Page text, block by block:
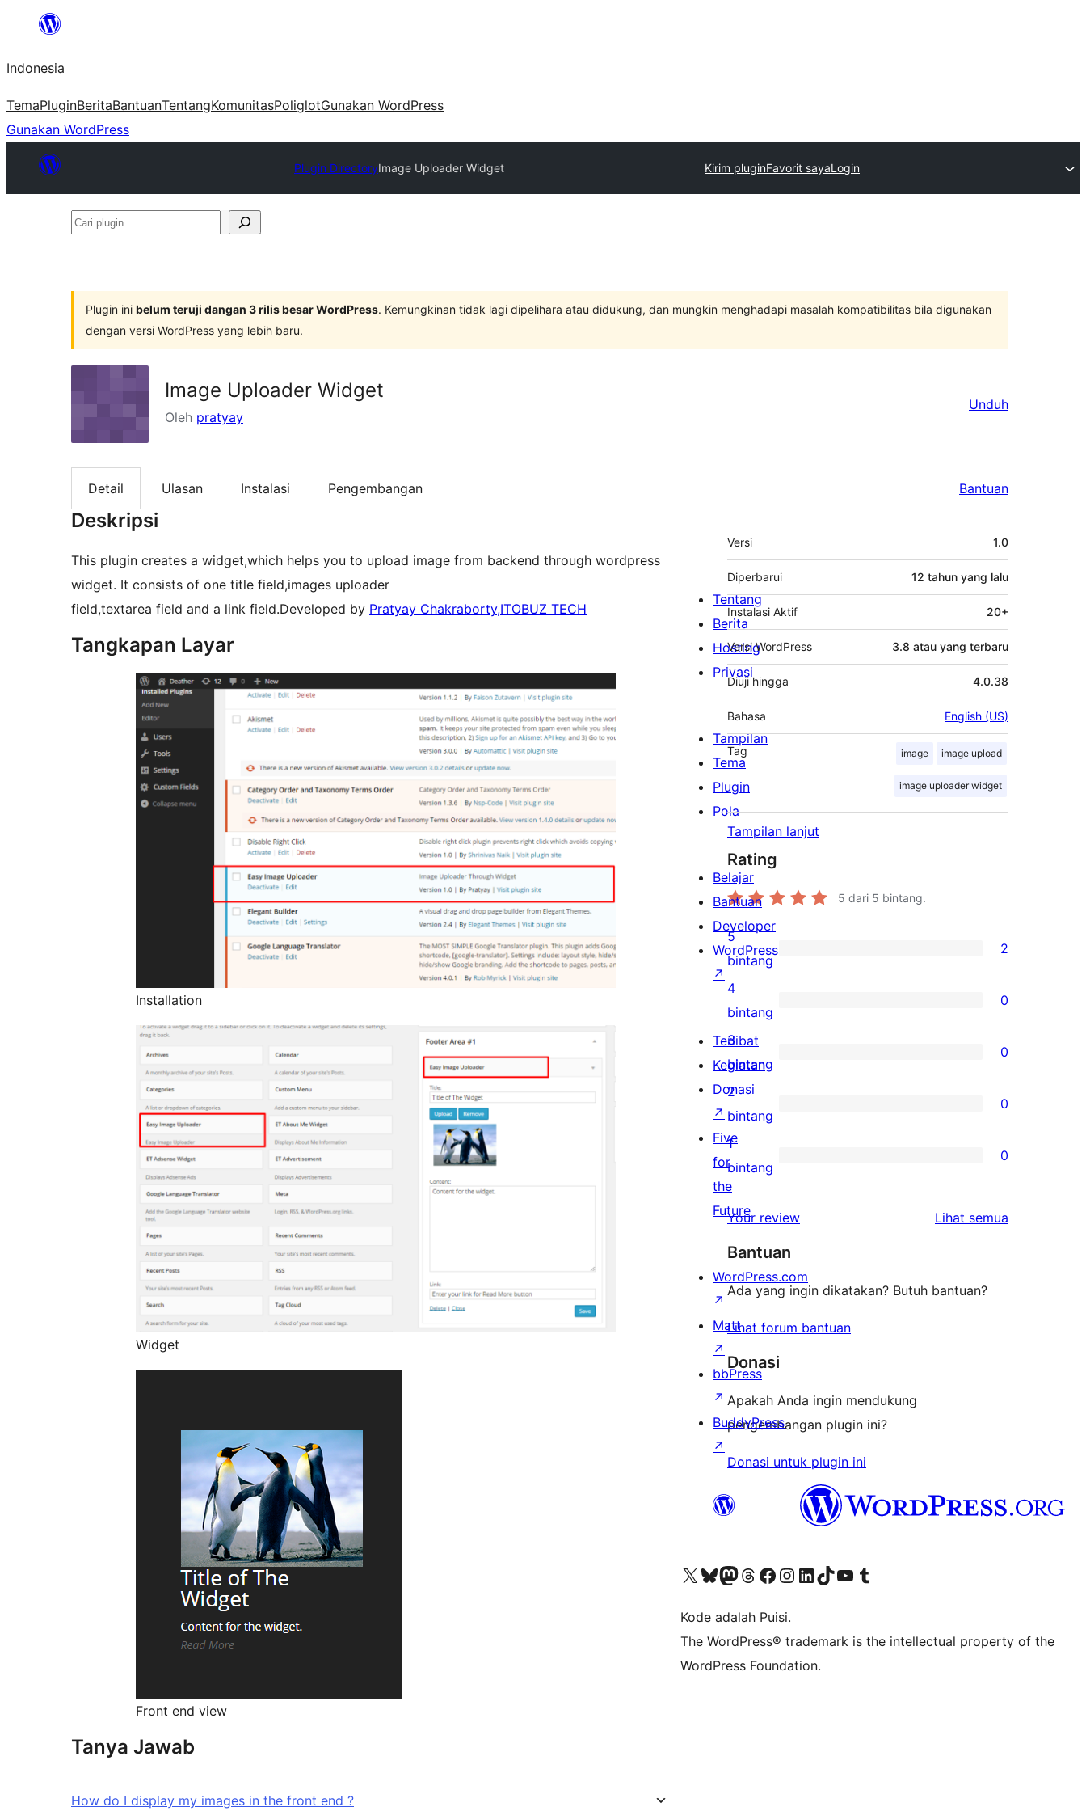
Lewati
konten
Indonesia
TemaPluginBeritaBantuanTentangKomunitasPoliglotGunakan WordPress
Gunakan WordPress
Plugin DirectoryImage Uploader Widget Kirim pluginFavorit sayaLogin
Cari
Plugin ini belum teruji dangan 3 rilis besar WordPress. Kemungkinan tidak lagi dipelihara atau didukung, dan mungkin menghadapi masalah kompatibilitas bila digunakan
dengan versi WordPress yang lebih baru.
Image Uploader Widget
Oleh pratyay
Unduh
Detail Ulasan Instalasi Pengembangan Bantuan
Deskripsi
This plugin creates a widget,which helps you to upload image from backend through wordpress
widget. It consists of one title field,images uploader
field,textarea field and a link field.Developed by Pratyay Chakraborty,ITOBUZ TECH
Tangkapan Layar
Installation
Widget
Front end view
Tanya Jawab
How do I display my images in the front end ?
Meta
Versi 1.0
Diperbarui 12 tahun yang lalu
Instalasi Aktif 20+
Versi WordPress 3.8 atau yang terbaru
Diuji hingga 4.0.38
Bahasa English (US)
Tag image image upload
image uploader widget
Tampilan lanjut
Rating
5 dari 5 bintang.
2
ulasan
5-
bintang
5
bintang
2
0
ulasan
4-
bintang
4
bintang
0
0
ulasan
3-
bintang
3
bintang
0
0
ulasan
2-
bintang
2
bintang
0
0
ulasan
1-
1
bintang
0
Your review Lihat semua
Bantuan
Ada yang ingin dikatakan? Butuh bantuan?
Lihat forum bantuan
Donasi
Apakah Anda ingin mendukung
pengembangan plugin ini?
Donasi untuk plugin ini
Tentang
Berita
Hosting
Privasi
Tampilan
Tema
Plugin
Pola
Belajar
Bantuan
Developer
WordPress.tv
↗
Terlibat
Kegiatan
Donasi
↗
Five
for
the
Future
WordPress.com
↗
Matt
↗
bbPress
↗
BuddyPress
↗
Kunjungi akun X (sebelumnya Twitter) kamiVisit our Bluesky account
Kunjungi akun Mastodon kami
Visit our Threads account
Kunjungi halaman Facebook kamiKunjungi akun Instagram kamiKunjungi akun LinkedIn kami
Visit our TikTok account
Kunjungi channel YouTube kamiVisit our Tumblr account
Kode adalah Puisi.
The WordPress® trademark is the intellectual property of the
WordPress Foundation.